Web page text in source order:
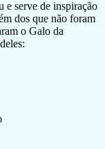
e serve de inspiração
dos que não foram
o Galo da